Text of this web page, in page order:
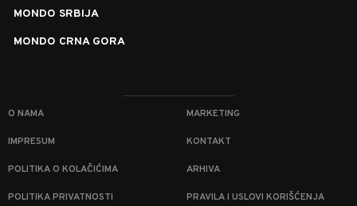
MONDO SRBIJA
MONDO CRNA GORA
O NAMA MARKETING
IMPRESUM KONTAKT
POLITIKA O KOLAČIĆIMA ARHIVA
POLITIKA PRIVATNOSTI PRAVILA I USLOVI KORIŠĆENJA